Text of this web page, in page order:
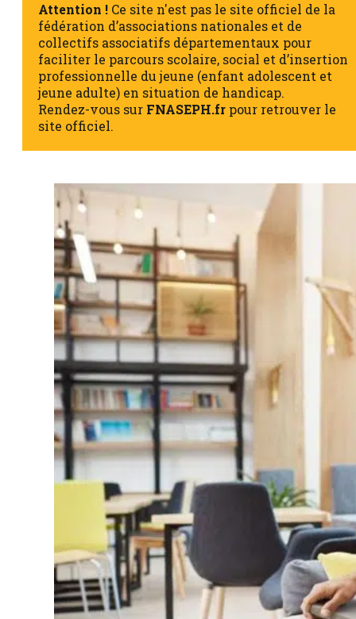
Attention ! Ce site n'est pas le site officiel de la
fédération d’associations nationales et de
collectifs associatifs départementaux pour
faciliter le parcours scolaire, social et d’insertion
professionnelle du jeune (enfant adolescent et
jeune adulte) en situation de handicap.
Rendez-vous sur FNASEPH.fr pour retrouver le
site officiel.